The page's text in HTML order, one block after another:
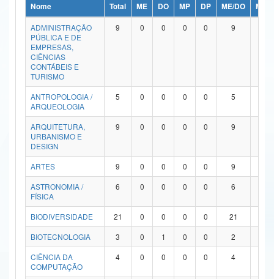
Ministério da Ciência, Tecnologia, Inovações e Comunicações
Ministério do Meio Ambiente
Ministério do Turismo
Ministério do Desenvolvimento Regional
Controladoria-Geral da União
Ministério da Mulher, da Família e dos Direitos Humanos
Secretaria de Governo
Advocacia-Geral da União
Banco Central do Brasil
Nome Total ME DO MP DP ME/DO
MP/
ADMINISTRAÇÃO
PÚBLICA E DE
EMPRESAS,
CIÊNCIAS
CONTÁBEIS E
TURISMO
9 0 0 0 0 9
ANTROPOLOGIA /
ARQUEOLOGIA
5 0 0 0 0 5
ARQUITETURA,
URBANISMO E
DESIGN
9 0 0 0 0 9
ARTES 9 0 0 0 0 9
ASTRONOMIA /
FÍSICA
6 0 0 0 0 6
BIODIVERSIDADE 21 0 0 0 0 21
BIOTECNOLOGIA
3 0 1 0 0 2
CIÊNCIA DA
COMPUTAÇÃO
4 0 0 0 0 4